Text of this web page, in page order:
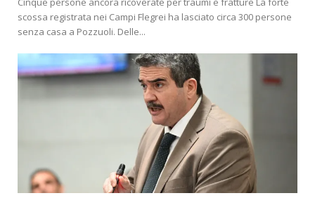
scossa registrata nei Campi Flegrei ha lasciato circa 300 persone
senza casa a Pozzuoli. Delle...